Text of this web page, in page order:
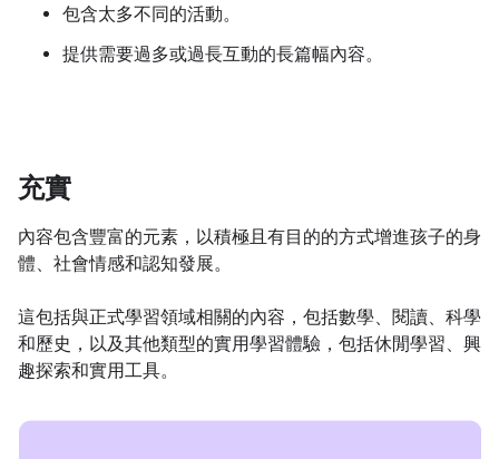
包含太多不同的活動。
提供需要過多或過長互動的長篇幅內容。
充實
內容包含豐富的元素，以積極且有目的的方式增進孩子的身
體、社會情感和認知發展。
這包括與正式學習領域相關的內容，包括數學、閱讀、科學
和歷史，以及其他類型的實用學習體驗，包括休閒學習、興
趣探索和實用工具。